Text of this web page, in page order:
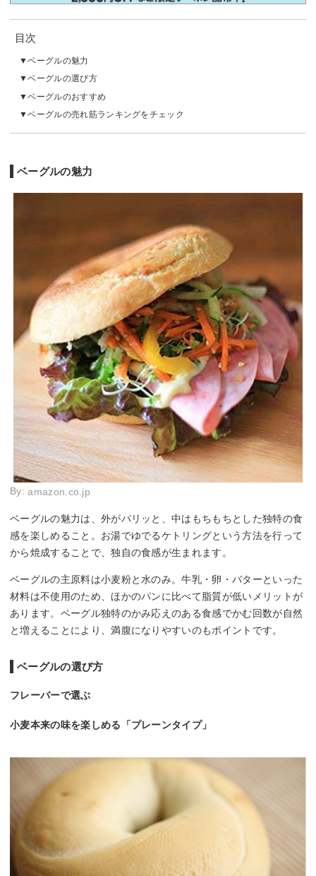
目次
ベーグルの魅力
ベーグルの選び方
ベーグルのおすすめ
ベーグルの売れ筋ランキングをチェック
ベーグルの魅力
By:amazon.co.jp
ベーグルの魅力は、外がパリッと、中はもちもちとした独特の食
感を楽しめること。お湯でゆでるケトリングという方法を行って
から焼成することで、独自の食感が生まれます。
ベーグルの主原料は小麦粉と水のみ。牛乳・卵・バターといった
材料は不使用のため、ほかのパンに比べて脂質が低いメリットが
あります。ベーグル独特のかみ応えのある食感でかむ回数が自然
と増えることにより、満腹になりやすいのもポイントです。
ベーグルの選び方
フレーバーで選ぶ
小麦本来の味を楽しめる「プレーンタイプ」